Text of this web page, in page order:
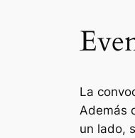
La
Además
un lado,